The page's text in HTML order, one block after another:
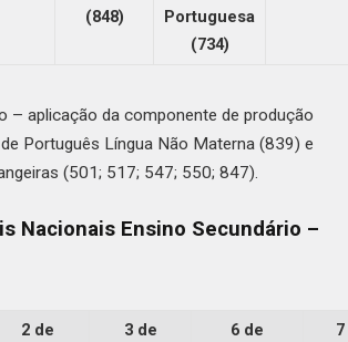
(848)
Portuguesa
(734)
– aplicação da componente de produção
Português Língua Não Materna (839) e
(501; 517; 547; 550; 847).
Nacionais Ensino Secundário –
2 de
3 de
6 de